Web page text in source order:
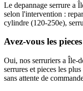
Le depannage serrure a
selon l'intervention :
cylindre (120-250e),
Avez-vous les
Oui, nos serruriers a Île-
serrures et pieces les
sans attente de